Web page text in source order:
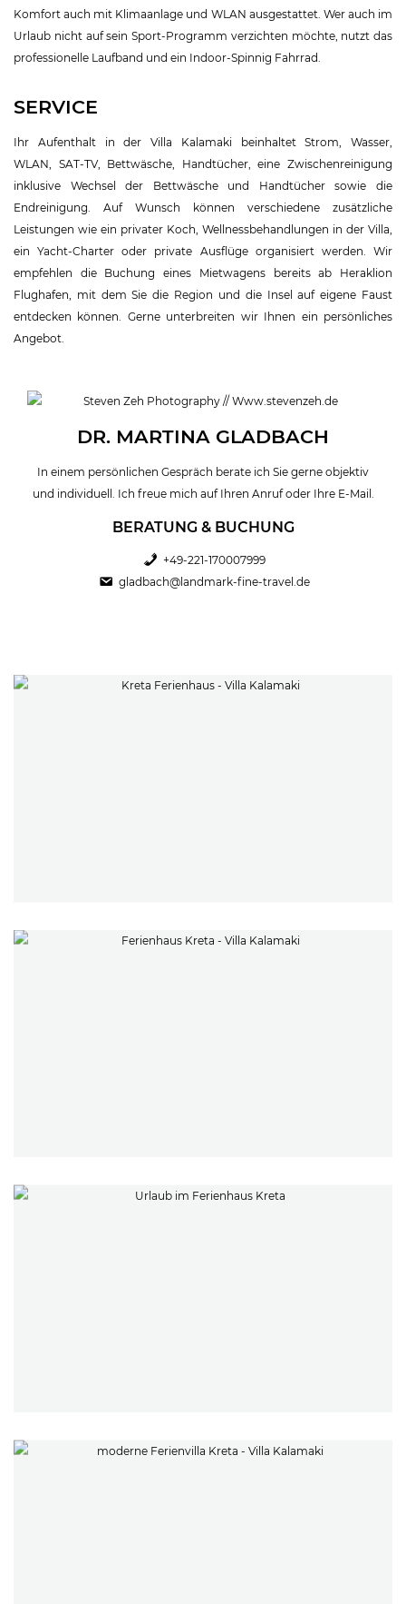
Komfort auch mit Klimaanlage und WLAN ausgestattet. Wer auch im
Urlaub nicht auf sein Sport-Programm verzichten möchte, nutzt das
professionelle Laufband und ein Indoor-Spinnig Fahrrad.
SERVICE
Ihr Aufenthalt in der Villa Kalamaki beinhaltet Strom, Wasser,
WLAN, SAT-TV, Bettwäsche, Handtücher, eine Zwischenreinigung
inklusive Wechsel der Bettwäsche und Handtücher sowie die
Endreinigung. Auf Wunsch können verschiedene zusätzliche
Leistungen wie ein privater Koch, Wellnessbehandlungen in der Villa,
ein Yacht-Charter oder private Ausflüge organisiert werden. Wir
empfehlen die Buchung eines Mietwagens bereits ab Heraklion
Flughafen, mit dem Sie die Region und die Insel auf eigene Faust
entdecken können. Gerne unterbreiten wir Ihnen ein persönliches
Angebot.
DR. MARTINA GLADBACH
In einem persönlichen Gespräch berate ich Sie gerne objektiv
und individuell. Ich freue mich auf Ihren Anruf oder Ihre E-Mail.
BERATUNG & BUCHUNG
+49-221-170007999
gladbach@landmark-fine-travel.de